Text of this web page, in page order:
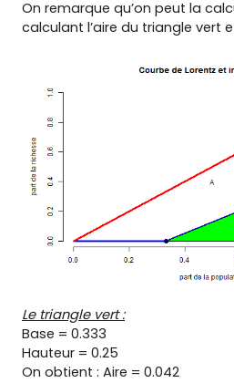
On remarque qu’on peut la
calculant l’aire du triangle vert
Le triangle vert :
Base = 0.333
Hauteur = 0.25
On obtient : Aire = 0.042